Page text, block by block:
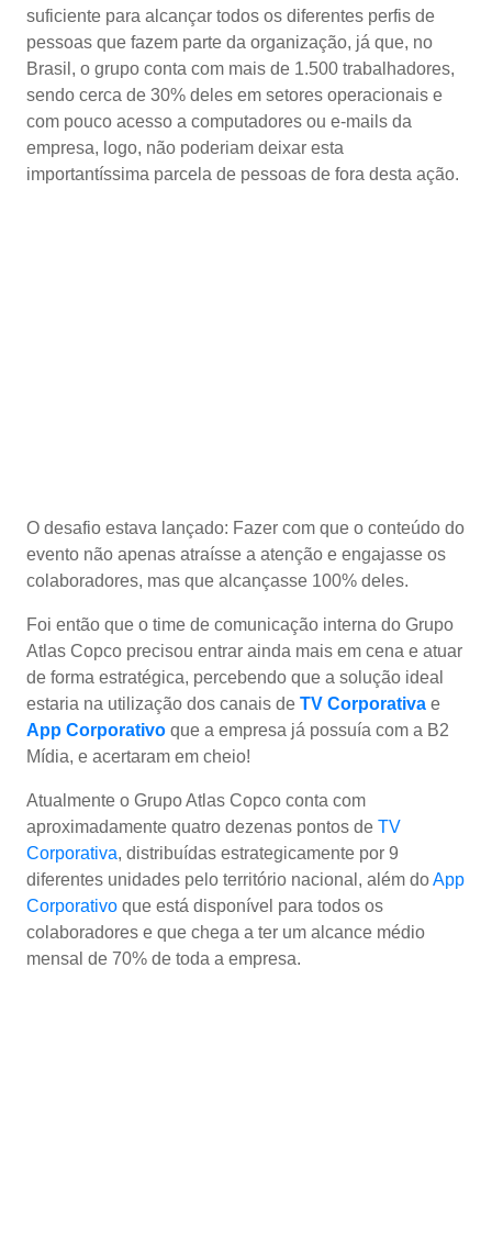
suficiente para alcançar todos os diferentes perfis de
pessoas que fazem parte da organização, já que, no
Brasil, o grupo conta com mais de 1.500 trabalhadores,
sendo cerca de 30% deles em setores operacionais e
com pouco acesso a computadores ou e-mails da
empresa, logo, não poderiam deixar esta
importantíssima parcela de pessoas de fora desta ação.
O desafio estava lançado: Fazer com que o conteúdo do
evento não apenas atraísse a atenção e engajasse os
colaboradores, mas que alcançasse 100% deles.
Foi então que o time de comunicação interna do Grupo
Atlas Copco precisou entrar ainda mais em cena e atuar
de forma estratégica, percebendo que a solução ideal
estaria na utilização dos canais de TV Corporativa e
App Corporativo que a empresa já possuía com a B2
Mídia, e acertaram em cheio!
Atualmente o Grupo Atlas Copco conta com
aproximadamente quatro dezenas pontos de TV
Corporativa, distribuídas estrategicamente por 9
diferentes unidades pelo território nacional, além doApp
Corporativo que está disponível para todos os
colaboradores e que chega a ter um alcance médio
mensal de 70% de toda a empresa.